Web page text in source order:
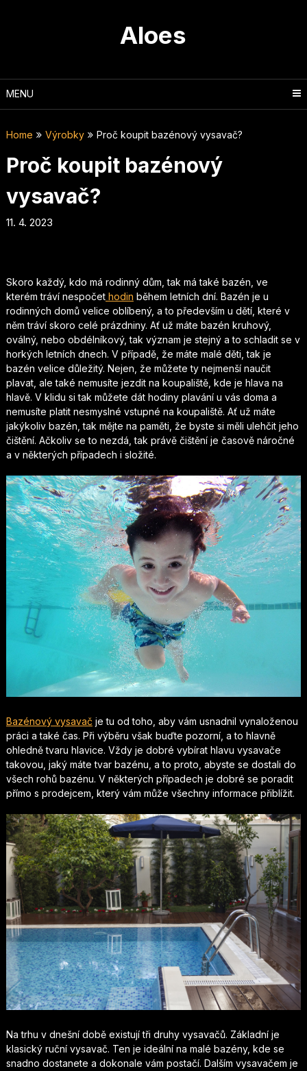
Aloes
MENU
Home Výrobky Proč koupit bazénový vysavač?
Proč koupit bazénový
vysavač?
11. 4. 2023
Skoro každý, kdo má rodinný dům, tak má také bazén, ve
kterém tráví nespočethodin během letních dní. Bazén je u
rodinných domů velice oblíbený, a to především u dětí, které v
něm tráví skoro celé prázdniny. Ať už máte bazén kruhový,
oválný, nebo obdélníkový, tak význam je stejný a to schladit se v
horkých letních dnech. V případě, že máte malé děti, tak je
bazén velice důležitý. Nejen, že můžete ty nejmenší naučit
plavat, ale také nemusíte jezdit na koupaliště, kde je hlava na
hlavě. V klidu si tak můžete dát hodiny plavání u vás doma a
nemusíte platit nesmyslné vstupné na koupaliště. Ať už máte
jakýkoliv bazén, tak mějte na paměti, že byste si měli ulehčit jeho
čištění. Ačkoliv se to nezdá, tak právě čištění je časově náročné
a v některých případech i složité.
Bazénový vysavačje tu od toho, aby vám usnadnil vynaloženou
práci a také čas. Při výběru však buďte pozorní, a to hlavně
ohledně tvaru hlavice. Vždy je dobré vybírat hlavu vysavače
takovou, jaký máte tvar bazénu, a to proto, abyste se dostali do
všech rohů bazénu. V některých případech je dobré se poradit
přímo s prodejcem, který vám může všechny informace přiblížit.
Na trhu v dnešní době existují tři druhy vysavačů. Základní je
klasický ruční vysavač. Ten je ideální na malé bazény, kde se
snadno dostanete a dokonale vám postačí. Dalším vysavačem je